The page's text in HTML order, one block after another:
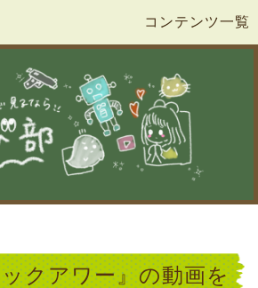
コンテンツ一覧
クアワー』の動画を